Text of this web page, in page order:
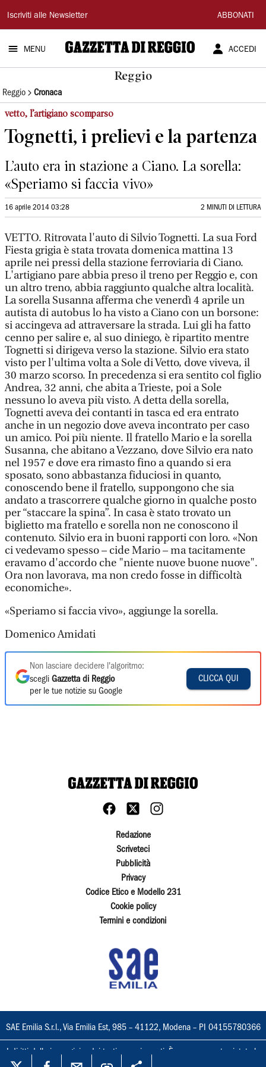
Gazzetta
di
Reggio
Iscriviti alle Newsletter ABBONATI
MENU ACCEDI
Reggio
Reggio Cronaca
vetto, l’artigiano scomparso
Tognetti, i prelievi e la partenza
L’auto era in stazione a Ciano. La sorella:
«Speriamo si faccia vivo»
16 aprile 2014 03:28 2 MINUTI DI LETTURA
VETTO. Ritrovata l'auto di Silvio Tognetti. La sua Ford
Fiesta grigia è stata trovata domenica mattina 13
aprile nei pressi della stazione ferroviaria di Ciano.
L'artigiano pare abbia preso il treno per Reggio e, con
un altro treno, abbia raggiunto qualche altra località.
La sorella Susanna afferma che venerdì 4 aprile un
autista di autobus lo ha visto a Ciano con un borsone:
si accingeva ad attraversare la strada. Lui gli ha fatto
cenno per salire e, al suo diniego, è ripartito mentre
Tognetti si dirigeva verso la stazione. Silvio era stato
visto per l'ultima volta a Sole di Vetto, dove viveva, il
30 marzo scorso. In precedenza si era sentito col figlio
Andrea, 32 anni, che abita a Trieste, poi a Sole
nessuno lo aveva più visto. A detta della sorella,
Tognetti aveva dei contanti in tasca ed era entrato
anche in un negozio dove aveva incontrato per caso
un amico. Poi più niente. Il fratello Mario e la sorella
Susanna, che abitano a Vezzano, dove Silvio era nato
nel 1957 e dove era rimasto fino a quando si era
sposato, sono abbastanza fiduciosi in quanto,
conoscendo bene il fratello, suppongono che sia
andato a trascorrere qualche giorno in qualche posto
per “staccare la spina”. In casa è stato trovato un
biglietto ma fratello e sorella non ne conoscono il
contenuto. Silvio era in buoni rapporti con loro. «Non
ci vedevamo spesso – cide Mario – ma tacitamente
eravamo d'accordo che "niente nuove buone nuove".
Ora non lavorava, ma non credo fosse in difficoltà
economiche».
«Speriamo si faccia vivo», aggiunge la sorella.
Domenico Amidati
Non lasciare decidere l'algoritmo:
scegli Gazzetta di Reggio
per le tue notizie su Google
CLICCA QUI
Redazione
Scriveteci
Pubblicità
Privacy
Codice Etico e Modello 231
Cookie policy
Termini e condizioni
SAE Emilia S.r.l., Via Emilia Est, 985 – 41122, Modena – PI 04155780366
I diritti delle immagini e dei testi sono riservati. È espressamente vietata la